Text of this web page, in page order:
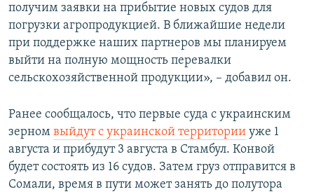
получим заявки на прибытие новых судов для
погрузки агропродукцией. В ближайшие недели
при поддержке наших партнеров мы планируем
выйти на полную мощность перевалки
сельскохозяйственной продукции», – добавил он.
Ранее сообщалось, что первые суда с украинским
зерном выйдут с украинской территории уже 1
августа и прибудут 3 августа в Стамбул. Конвой
будет состоять из 16 судов. Затем груз отправится в
Сомали, время в пути может занять до полутора